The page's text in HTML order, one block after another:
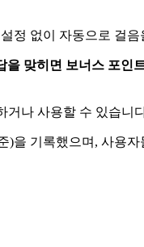
정 없이 자동으로 걸
을 맞히면 보너스 포인
거나 사용할 수 있습니
을 기록했으며, 사용